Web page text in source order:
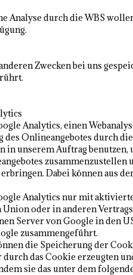
Analyse durch die WBS
Zwecken bei uns
Analytics, einen
des Onlineangebotes durch
in unserem Auftrag benutzen,
erbringen. Dabei können aus
Analytics nur mit
Union oder in anderen
Server von Google in den
zusammengeführt.
die Speicherung der
durch das Cookie erzeugten
sie das unter dem